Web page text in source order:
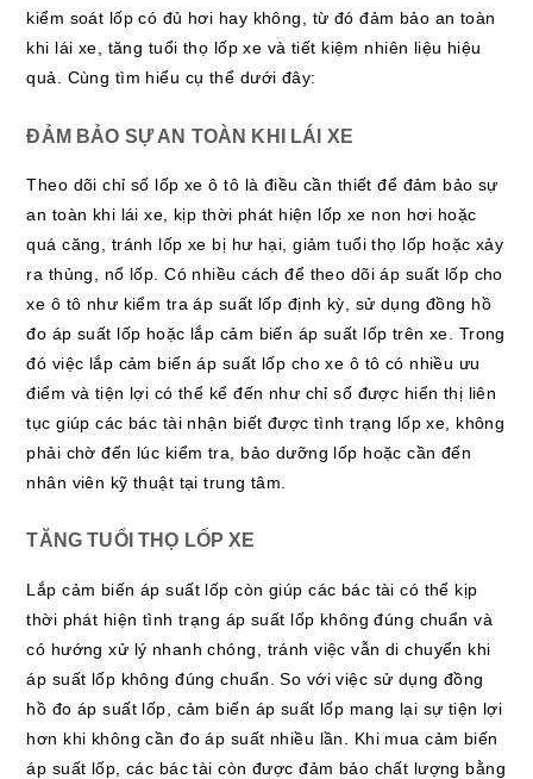
kiểm soát lốp có đủ hơi hay không, từ đó đảm bảo an toàn
khi lái xe, tăng tuổi thọ lốp xe và tiết kiệm nhiên liệu hiệu
quả. Cùng tìm hiểu cụ thể dưới đây:
ĐẢM BẢO SỰ AN TOÀN KHI LÁI XE
Theo dõi chỉ số lốp xe ô tô là điều cần thiết để đảm bảo sự
an toàn khi lái xe, kịp thời phát hiện lốp xe non hơi hoặc
quá căng, tránh lốp xe bị hư hại, giảm tuổi thọ lốp hoặc xảy
ra thủng, nổ lốp. Có nhiều cách để theo dõi áp suất lốp cho
xe ô tô như kiểm tra áp suất lốp định kỳ, sử dụng đồng hồ
đo áp suất lốp hoặc lắp cảm biến áp suất lốp trên xe. Trong
đó việc lắp cảm biến áp suất lốp cho xe ô tô có nhiều ưu
điểm và tiện lợi có thể kể đến như chỉ số được hiển thị liên
tục giúp các bác tài nhận biết được tình trạng lốp xe, không
phải chờ đến lúc kiểm tra, bảo dưỡng lốp hoặc cần đến
nhân viên kỹ thuật tại trung tâm.
TĂNG TUỔI THỌ LỐP XE
Lắp cảm biến áp suất lốp còn giúp các bác tài có thể kịp
thời phát hiện tình trạng áp suất lốp không đúng chuẩn và
có hướng xử lý nhanh chóng, tránh việc vẫn di chuyển khi
áp suất lốp không đúng chuẩn. So với việc sử dụng đồng
hồ đo áp suất lốp, cảm biến áp suất lốp mang lại sự tiện lợi
hơn khi không cần đo áp suất nhiều lần. Khi mua cảm biến
áp suất lốp, các bác tài còn được đảm bảo chất lượng bằng